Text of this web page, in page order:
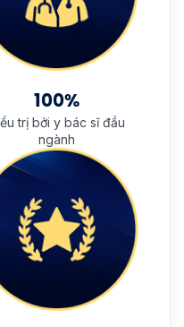
100%
trị bởi y bác sĩ đầu
ngành